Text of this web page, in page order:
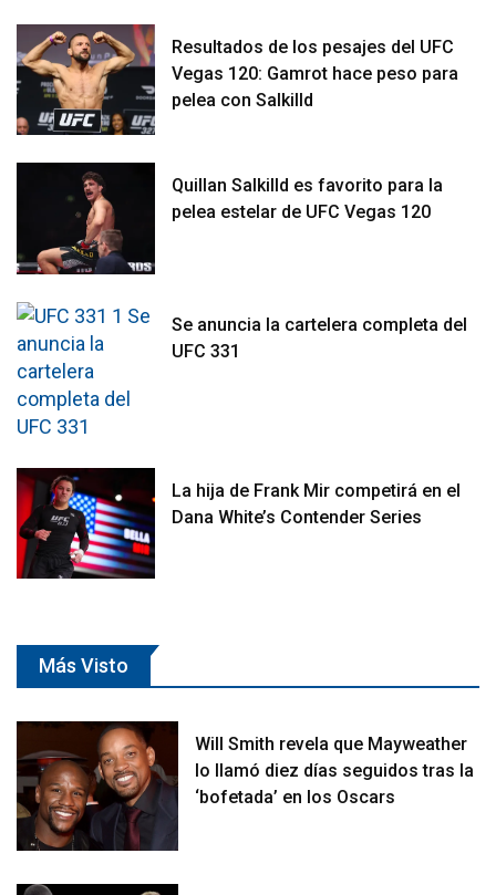
Resultados de los pesajes del UFC
Vegas 120: Gamrot hace peso para
pelea con Salkilld
Quillan Salkilld es favorito para la
pelea estelar de UFC Vegas 120
Se anuncia la cartelera completa del
UFC 331
La hija de Frank Mir competirá en el
Dana White’s Contender Series
Más Visto
Will Smith revela que Mayweather
lo llamó diez días seguidos tras la
‘bofetada’ en los Oscars